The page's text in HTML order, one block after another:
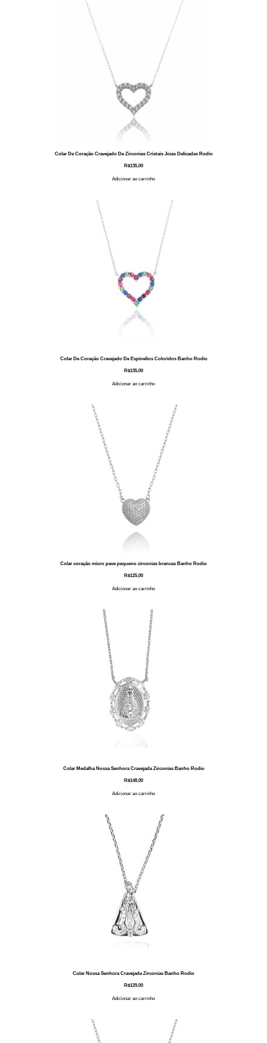
Colar De Coração Cravejado De Zirconias Cristais Joias Delicadas Rodio
R$135,00
Adicionar ao carrinho
Colar De Coração Cravejado De Espinelios Coloridos Banho Rodio
R$135,00
Adicionar ao carrinho
Colar coração micro pave pequeno zirconias brancas Banho Rodio
R$125,00
Adicionar ao carrinho
Colar Medalha Nossa Senhora Cravejada Zirconias Banho Rodio
R$148,00
Adicionar ao carrinho
Colar Nossa Senhora Cravejada Zirconias Banho Rodio
R$129,00
Adicionar ao carrinho